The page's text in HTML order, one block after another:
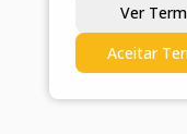
Ver
Aceitar